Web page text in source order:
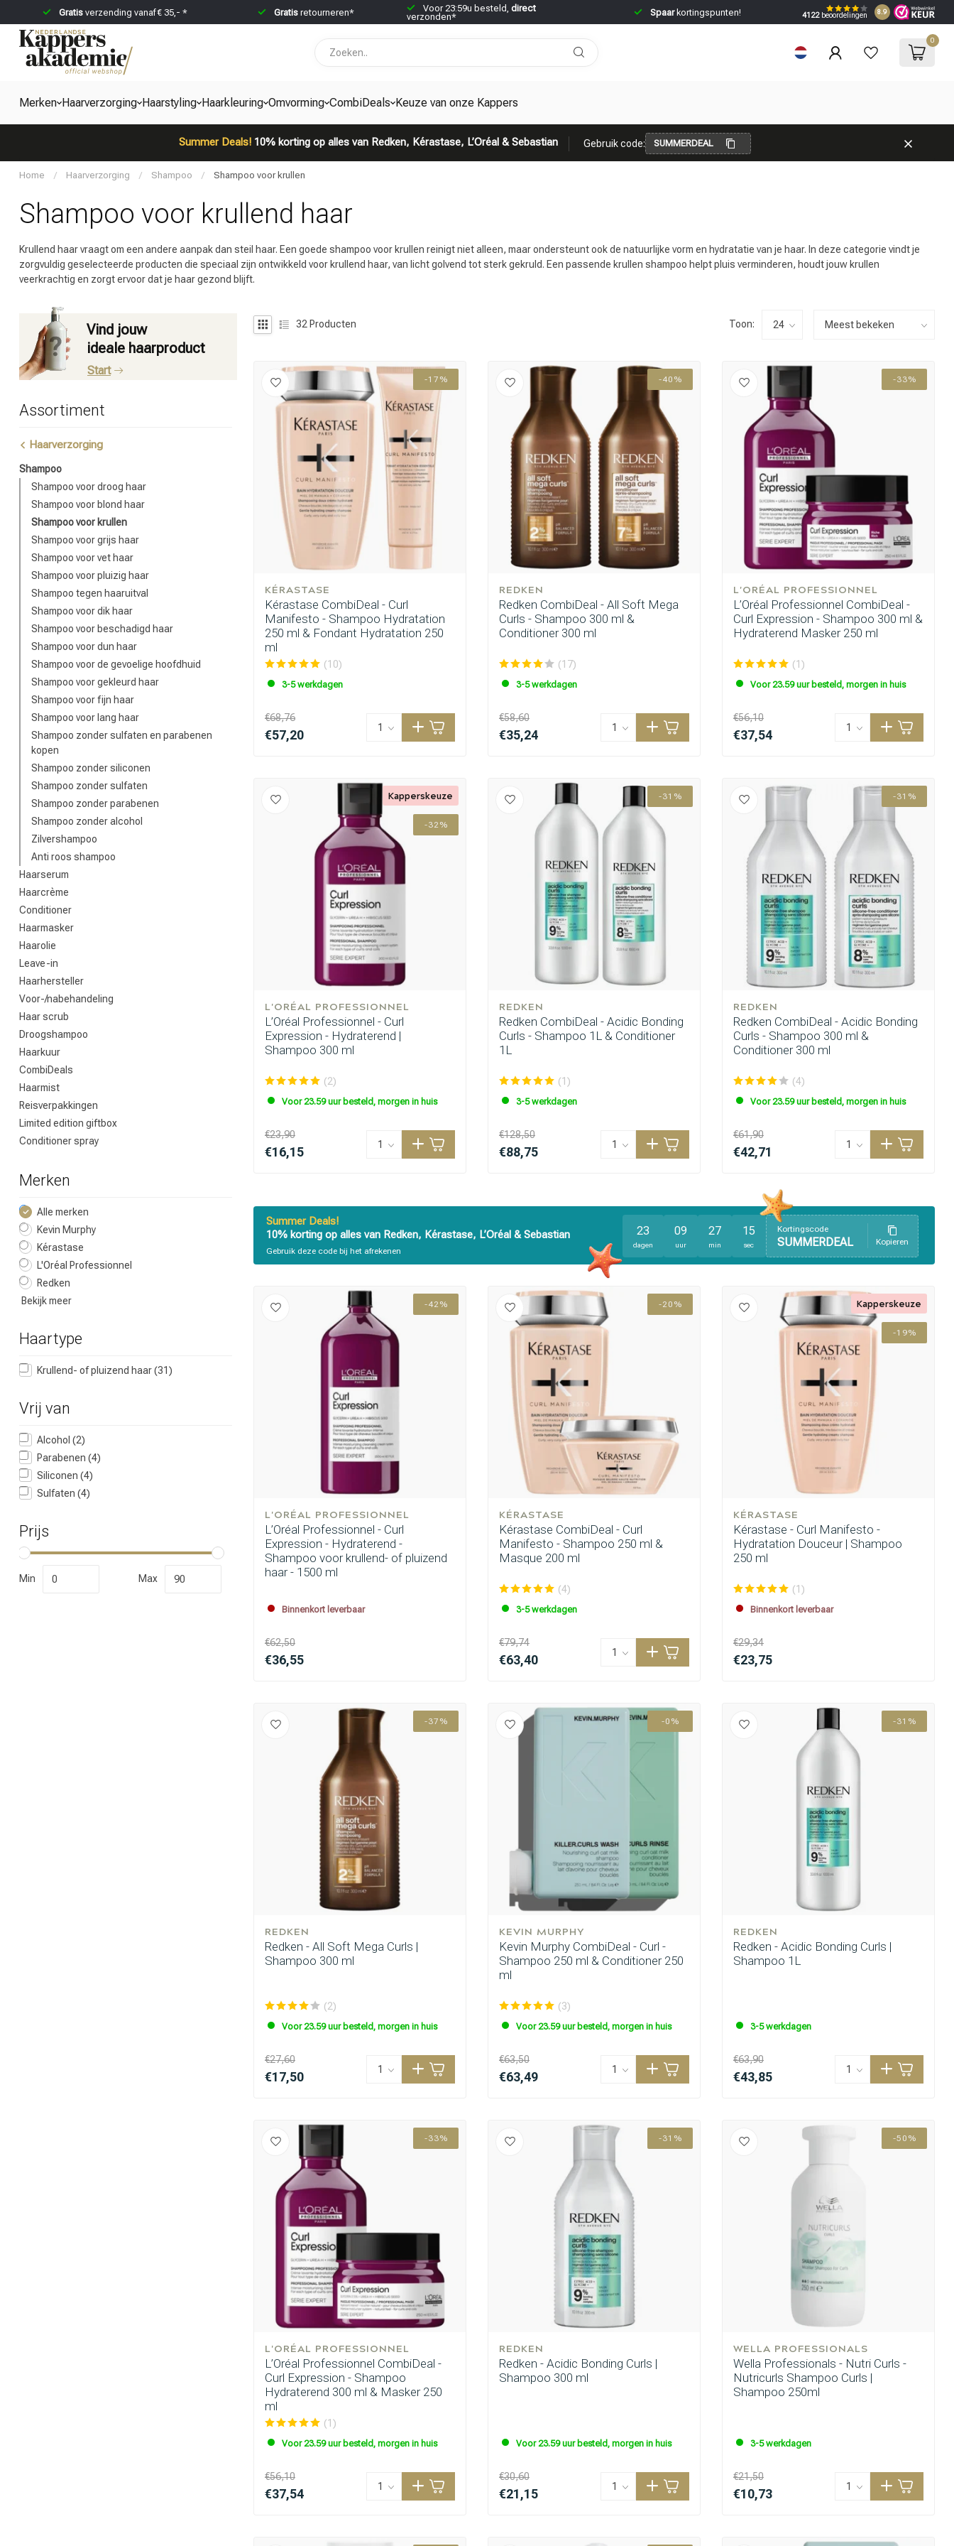
Gratisverzending vanaf € 35,- * Gratisretourneren* Voor 23:59u besteld, direct
verzonden*
Spaarkortingspunten! 4122beoordelingen 8.9
0
Merken Haarverzorging Haarstyling Haarkleuring Omvorming CombiDeals Keuze van onze Kappers
Summer Deals!10% korting op alles van Redken, Kérastase, L’Oréal & Sebastian Gebruik code: SUMMERDEAL
Welke categorie ben jij naar op zoek?
Haarstyling
CombiDeals
Home / Haarverzorging / Shampoo / Shampoo voor krullen
Shampoo voor krullend haar
Krullend haar vraagt om een andere aanpak dan steil haar. Een goede shampoo voor krullen reinigt niet alleen, maar ondersteunt ook de natuurlijke vorm en hydratatie van je haar. In deze categorie vindt je
zorgvuldig geselecteerde producten die speciaal zijn ontwikkeld voor krullend haar, van licht golvend tot sterk gekruld. Een passende krullen shampoo helpt pluis verminderen, houdt jouw krullen
veerkrachtig en zorgt ervoor dat je haar gezond blijft.
Vind jouw
ideale haarproduct
Start
Assortiment
Haarverzorging
Shampoo
Shampoo voor droog haar
Shampoo voor blond haar
Shampoo voor krullen
Shampoo voor grijs haar
Shampoo voor vet haar
Shampoo voor pluizig haar
Shampoo tegen haaruitval
Shampoo voor dik haar
Shampoo voor beschadigd haar
Shampoo voor dun haar
Shampoo voor de gevoelige hoofdhuid
Shampoo voor gekleurd haar
Shampoo voor fijn haar
Shampoo voor lang haar
Shampoo zonder sulfaten en parabenen
kopen
Shampoo zonder siliconen
Shampoo zonder sulfaten
Shampoo zonder parabenen
Shampoo zonder alcohol
Zilvershampoo
Anti roos shampoo
Haarserum
Haarcrème
Conditioner
Haarmasker
Haarolie
Leave-in
Haarhersteller
Voor-/nabehandeling
Haar scrub
Droogshampoo
Haarkuur
CombiDeals
Haarmist
Reisverpakkingen
Limited edition giftbox
Conditioner spray
Merken
Alle merken
Kevin Murphy
Kérastase
L'Oréal Professionnel
Redken
Bekijk meer
Haartype
Krullend- of pluizend haar(31)
Vrij van
Alcohol (2)
Parabenen (4)
Siliconen (4)
Sulfaten (4)
Prijs
Min Max
32 Producten Toon:
-17%
KÉRASTASE
Kérastase CombiDeal - Curl
Manifesto - Shampoo Hydratation
250 ml & Fondant Hydratation 250
ml
(10)
3-5 werkdagen
€68,76
€57,20
-40%
REDKEN
Redken CombiDeal - All Soft Mega
Curls - Shampoo 300 ml &
Conditioner 300 ml
(17)
3-5 werkdagen
€58,60
€35,24
-33%
L'ORÉAL PROFESSIONNEL
L’Oréal Professionnel CombiDeal -
Curl Expression - Shampoo 300 ml &
Hydraterend Masker 250 ml
(1)
Voor 23.59 uur besteld, morgen in huis
€56,10
€37,54
-32%
L'ORÉAL PROFESSIONNEL
L’Oréal Professionnel - Curl
Expression - Hydraterend |
Shampoo 300 ml
(2)
Voor 23.59 uur besteld, morgen in huis
€23,90
€16,15
Kapperskeuze -31%
REDKEN
Redken CombiDeal - Acidic Bonding
Curls - Shampoo 1L & Conditioner
1L
(1)
3-5 werkdagen
€128,50
€88,75
-31%
REDKEN
Redken CombiDeal - Acidic Bonding
Curls - Shampoo 300 ml &
Conditioner 300 ml
(4)
Voor 23.59 uur besteld, morgen in huis
€61,90
€42,71
Summer Deals!
10% korting op alles van Redken, Kérastase, L’Oréal & Sebastian
Gebruik deze code bij het afrekenen
23
dagen
09
uur
27
min
13
sec
Kortingscode
SUMMERDEAL Kopieren
-42%
L'ORÉAL PROFESSIONNEL
L’Oréal Professionnel - Curl
Expression - Hydraterend -
Shampoo voor krullend- of pluizend
haar - 1500 ml
Binnenkort leverbaar
€62,50
€36,55
-20%
KÉRASTASE
Kérastase CombiDeal - Curl
Manifesto - Shampoo 250 ml &
Masque 200 ml
(4)
3-5 werkdagen
€79,74
€63,40
-19%
KÉRASTASE
Kérastase - Curl Manifesto -
Hydratation Douceur | Shampoo
250 ml
(1)
Binnenkort leverbaar
€29,34
€23,75
Kapperskeuze
-37%
REDKEN
Redken - All Soft Mega Curls |
Shampoo 300 ml
(2)
Voor 23.59 uur besteld, morgen in huis
€27,60
€17,50
-0%
KEVIN MURPHY
Kevin Murphy CombiDeal - Curl -
Shampoo 250 ml & Conditioner 250
ml
(3)
Voor 23.59 uur besteld, morgen in huis
€63,50
€63,49
-31%
REDKEN
Redken - Acidic Bonding Curls |
Shampoo 1L
3-5 werkdagen
€63,90
€43,85
-33%
L'ORÉAL PROFESSIONNEL
L’Oréal Professionnel CombiDeal -
Curl Expression - Shampoo
Hydraterend 300 ml & Masker 250
ml
(1)
Voor 23.59 uur besteld, morgen in huis
€56,10
€37,54
-31%
REDKEN
Redken - Acidic Bonding Curls |
Shampoo 300 ml
Voor 23.59 uur besteld, morgen in huis
€30,60
€21,15
-50%
WELLA PROFESSIONALS
Wella Professionals - Nutri Curls -
Nutricurls Shampoo Curls |
Shampoo 250ml
3-5 werkdagen
€21,50
€10,73